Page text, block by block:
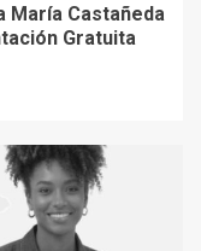
María Castañeda
Gratuita